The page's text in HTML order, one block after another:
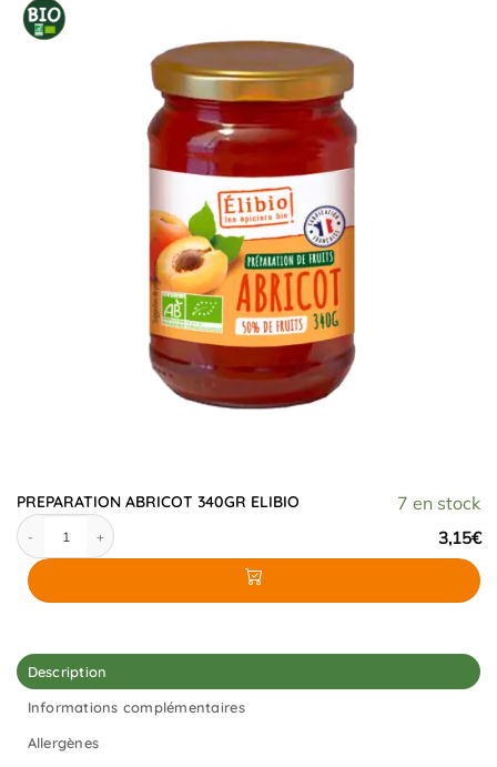
7 en stock
PREPARATION ABRICOT 340GR ELIBIO
3,15€
quantité de PREPARATION ABRICOT 340GR ELIBIO
Description
Informations complémentaires
Allergènes